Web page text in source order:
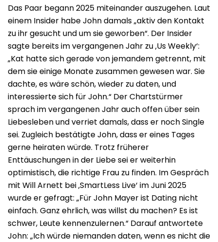
Das Paar begann 2025 miteinander auszugehen. Laut
einem Insider habe John damals „aktiv den Kontakt
zu ihr gesucht und um sie geworben“. Der Insider
sagte bereits im vergangenen Jahr zu ‚Us Weekly‘:
„Kat hatte sich gerade von jemandem getrennt, mit
dem sie einige Monate zusammen gewesen war. Sie
dachte, es wäre schön, wieder zu daten, und
interessierte sich für John.“ Der Chartstürmer
sprach im vergangenen Jahr auch offen über sein
Liebesleben und verriet damals, dass er noch Single
sei. Zugleich bestätigte John, dass er eines Tages
gerne heiraten würde. Trotz früherer
Enttäuschungen in der Liebe sei er weiterhin
optimistisch, die richtige Frau zu finden. Im Gespräch
mit Will Arnett bei ‚SmartLess Live‘ im Juni 2025
wurde er gefragt: „Für John Mayer ist Dating nicht
einfach. Ganz ehrlich, was willst du machen? Es ist
schwer, Leute kennenzulernen.“ Darauf antwortete
John: „Ich würde niemanden daten, wenn es nicht die